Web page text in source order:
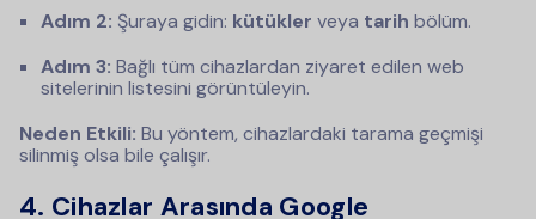
Adım 2: Şuraya gidin: kütükler veya tarih bölüm.
Adım 3: Bağlı tüm cihazlardan ziyaret edilen web
sitelerinin listesini görüntüleyin.
Neden Etkili: Bu yöntem, cihazlardaki tarama geçmişi
silinmiş olsa bile çalışır.
4. Cihazlar Arasında Google